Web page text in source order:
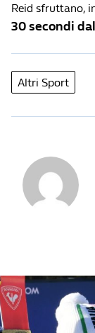
Reid sfruttano,
30 secondi
Altri Sport